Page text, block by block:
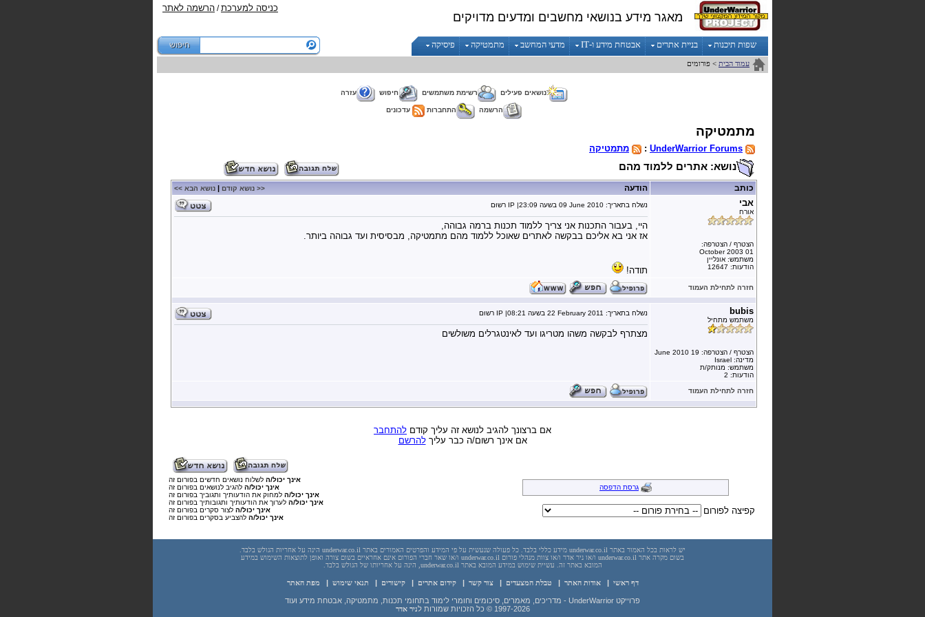
מאגר מידע בנושאי מחשבים ומדעים מדויקים
כניסה למערכת/ הרשמה לאתר
שפות תיכנות בניית אתרים אבטחת מידע ו-IT מדעי המחשב מתמטיקה פיסיקה
עמוד הבית > פורומים
נושאים פעילים רשימת משתמשים חיפוש עזרה
הרשמה התחברות עדכונים
מתמטיקה
UnderWarrior Forums
: מתמטיקה
נושא: אתרים ללמוד מהם
כותב הודעה << נושא קודם | נושא הבא >>
אבי
אורח
הצטרף / הצטרפה:
01 October 2003
משתמש: אונליין
הודעות: 12647
נשלח בתאריך: 09 June 2010 בשעה 23:09| IP רשוּם
היי, בעבור התכנות אני צריך ללמוד תכנות ברמה גבוהה,
אז אני בא אליכם בבקשה לאתרים שאוכל ללמוד מהם מתמטיקה, מבסיסית ועד גבוהה ביותר.
תודה!
חזרה לתחילת העמוד
bubis
משתמש מתחיל
הצטרף / הצטרפה: 19 June 2010
מדינה: Israel
משתמש: מנותק/ת
הודעות: 2
נשלח בתאריך: 22 February 2011 בשעה 08:21| IP רשוּם
מצתרף לבקשה משהו מטריגו ועד לאינטגרלים משולשים
חזרה לתחילת העמוד
אם ברצונך להגיב לנושא זה עליך קודם להתחבר
אם אינך רשום/ה כבר עליךלהרשם
גרסת הדפסה
קפיצה לפורום
אינך יכול/ה לשלוח נושאים חדשים בפורום זה
אינך יכול/ה להגיב לנושאים בפורום זה
אינך יכול/ה למחוק את הודעותיך ותגוביך בפורום זה
אינך יכול/ה לערוך את הודעותיך ותגובותיך בפורום זה
אינך יכול/ה לצור סקרים בפורום זה
אינך יכול/ה להצביע בסקרים בפורום זה
יש לראות בכל האמור באתר underwar.co.il מידע כללי בלבד. כל פעולה שנעשית על פי המידע והפרטים האמורים באתר underwar.co.il הינה על אחריות הגולש בלבד.
בשום מקרה אתר underwar.co.il ו/או ניר אדר ו/או צוות מנהלי פורום underwar.co.il ו/או שאר חברי הפורום אינם אחראיים בשום צורה ואופן לתוצאות השימוש במידע
המובא באתר זה. עשיית שימוש במידע המובא באתר underwar.co.il, הינה על אחריותו של הגולש בלבד.
דף ראשי |אודות האתר | טבלת המצעדים |צור קשר |קידום אתרים |קישורים | תנאי שימוש | מפת האתר
פרוייקט UnderWarrior - מדריכים, מאמרים, סיכומים וחומרי לימוד בתחומי תכנות, מתמטיקה, אבטחת מידע ועוד
1997-2026 © כל הזכויות שמורות לניר אדר